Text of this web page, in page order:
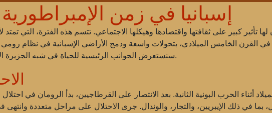
إسبانيا في زمن الإمبراطورية
تأثير كبير على ثقافتها واقتصادها وهيكلها الاجتماعي. تتسم هذه الفترة، التي
في القرن الخامس الميلادي، بتحولات واسعة ودمج الأراضي الإسبانية في نظام
سنستعرض الجوانب الرئيسية للحياة في شبه الجزيرة الإيبيرية خلال هذا الوقت.
الروماني لشبه الجزيرة الإيبيرية في عام 218 قبل الميلاد أثناء الحرب البونية الثانية. بعد الانتصار على القرطاجيين، بدأ